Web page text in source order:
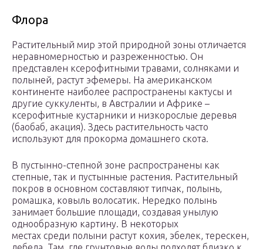
Флора
Растительный мир этой природной зоны отличается
неравномерностью и разреженностью. Он
представлен ксерофитными травами, солняками и
полыней, растут эфемеры. На американском
континенте наиболее распространены кактусы и
другие суккуленты, в Австралии и Африке –
ксерофитные кустарники и низкорослые деревья
(баобаб, акация). Здесь растительность часто
используют для прокорма домашнего скота.
В пустынно-степной зоне распространены как
степные, так и пустынные растения. Растительный
покров в основном составляют типчак, полынь,
ромашка, ковыль волоса­тик. Нередко полынь
занимает большие площади, создавая унылую
однообразную картину. В некоторых
местах среди полыни растут кохия, эбелек, терескен,